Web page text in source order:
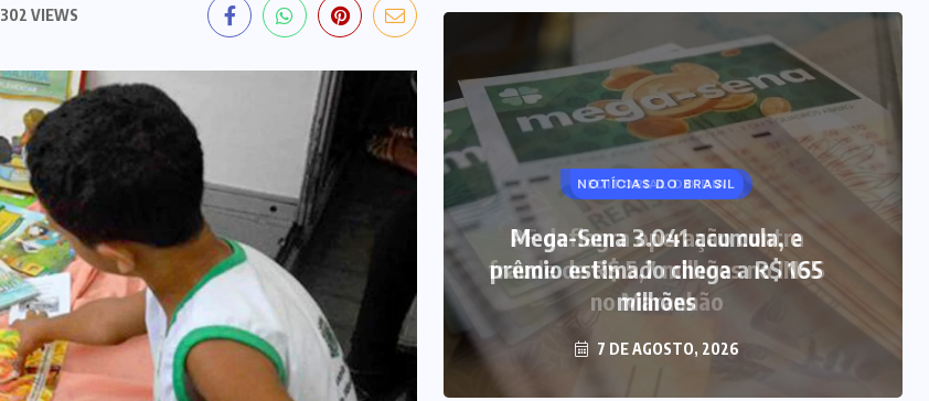
302 VIEWS
EDITORIAL DO DIA
PF deflagra operação contra
fraude de R$ 5,7 milhões no INSS
no Maranhão
7 DE AGOSTO, 2026
NOTÍCIAS DO BRASIL
Mega-Sena 3.041 acumula, e
prêmio estimado chega a R$ 165
milhões
7 DE AGOSTO, 2026